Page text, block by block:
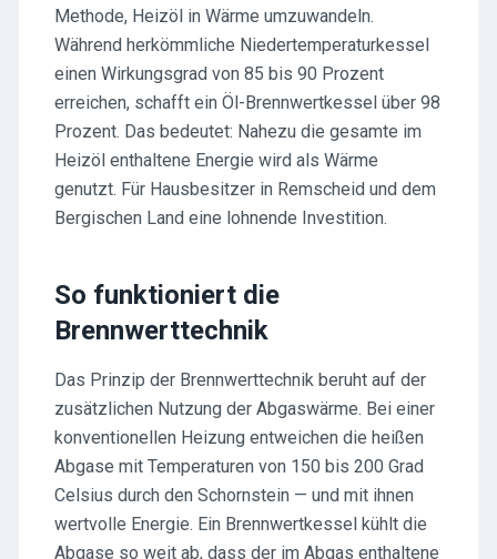
Methode, Heizöl in Wärme umzuwandeln.
Während herkömmliche Niedertemperaturkessel
einen Wirkungsgrad von 85 bis 90 Prozent
erreichen, schafft ein Öl-Brennwertkessel über 98
Prozent. Das bedeutet: Nahezu die gesamte im
Heizöl enthaltene Energie wird als Wärme
genutzt. Für Hausbesitzer in Remscheid und dem
Bergischen Land eine lohnende Investition.
So funktioniert die
Brennwerttechnik
Das Prinzip der Brennwerttechnik beruht auf der
zusätzlichen Nutzung der Abgaswärme. Bei einer
konventionellen Heizung entweichen die heißen
Abgase mit Temperaturen von 150 bis 200 Grad
Celsius durch den Schornstein — und mit ihnen
wertvolle Energie. Ein Brennwertkessel kühlt die
Abgase so weit ab, dass der im Abgas enthaltene